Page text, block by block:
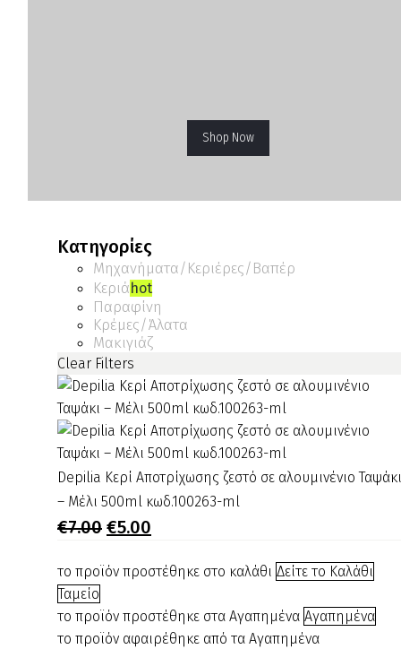
Shop Now
Κατηγορίες
Μηχανήματα/Κεριέρες/Βαπέρ
Κεριά hot
Παραφίνη
Κρέμες/Άλατα
Μακιγιάζ
Clear Filters
Depilia
Κερί
Αποτρίχωσης
σε
αλουμινένιο
Ταψάκι
–
Depilia Κερί Αποτρίχωσης ζεστό σε αλουμινένιο Ταψάκι
– Μέλι 500ml κωδ.100263-ml
€7.00 Original
was:
€7.00.
€5.00
τιμή
είναι:
το προϊόν προστέθηκε στο καλάθι Δείτε το Καλάθι
Ταμείο
το προϊόν προστέθηκε στα Αγαπημένα Αγαπημένα
το προϊόν αφαιρέθηκε από τα Αγαπημένα